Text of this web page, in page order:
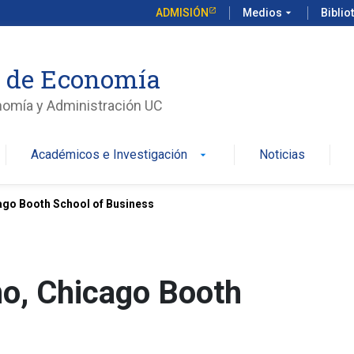
ADMISIÓN Medios arrow_drop_down
Economía
y Administración UC
Académicos e Investigación arrow_drop_down Noticias
Booth School of Business
Chicago Booth